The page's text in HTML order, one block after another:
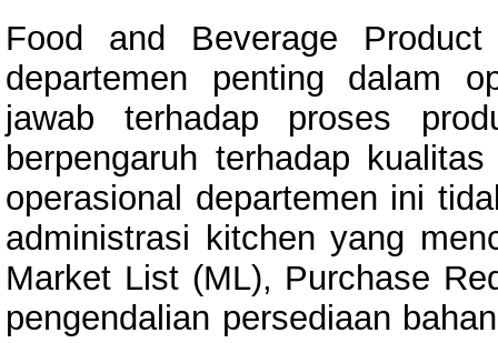
Food and Beverage
departemen penting dalam
jawab terhadap proses
berpengaruh terhadap
operasional departemen ini
administrasi kitchen yang
Market List (ML), Purchase
pengendalian persediaan